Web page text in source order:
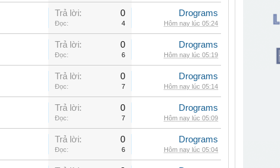
Trả lời: 0
Đọc: 4
Drograms
Hôm nay lúc 05:24
Trả lời: 0
Đọc: 6
Drograms
Hôm nay lúc 05:19
Trả lời: 0
Đọc: 7
Drograms
Hôm nay lúc 05:14
Trả lời: 0
Đọc: 7
Drograms
Hôm nay lúc 05:09
Trả lời: 0
Đọc: 6
Drograms
Hôm nay lúc 05:04